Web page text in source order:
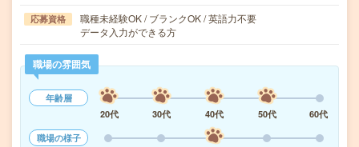
応募資格
職種未経験OK / ブランクOK / 英語力不要
データ入力ができる方
職場の雰囲気
年齢層
20代
30代 40代 50代
60代
職場の様子